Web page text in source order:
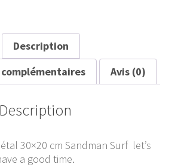
Description
Avis (0)
Description
30×20 cm Sandman Surf let’s
a good time.